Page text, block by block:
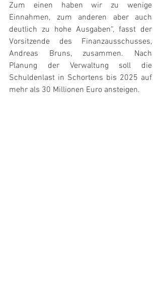
Zum einen haben wir zu wenige
Einnahmen, zum anderen aber auch
deutlich zu hohe Ausgaben“, fasst der
Vorsitzende des Finanzausschusses,
Andreas Bruns, zusammen. Nach
Planung der Verwaltung soll die
Schuldenlast in Schortens bis 2025 auf
mehr als 30 Millionen Euro ansteigen.